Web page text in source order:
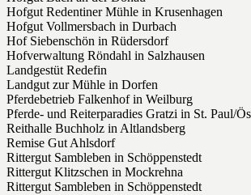
Hofgut Redentiner Mühle in Krusenhagen
Hofgut Vollmersbach in Durbach
Hof Siebenschön in Rüdersdorf
Hofverwaltung Röndahl in Salzhausen
Landgestüt Redefin
Landgut zur Mühle in Dorfen
Pferdebetrieb Falkenhof in Weilburg
Pferde- und Reiterparadies Gratzi in St. Paul/
Reithalle Buchholz in Altlandsberg
Remise Gut Ahlsdorf
Rittergut Sambleben in Schöppenstedt
Rittergut Klitzschen in Mockrehna
Rittergut Sambleben in Schöppenstedt